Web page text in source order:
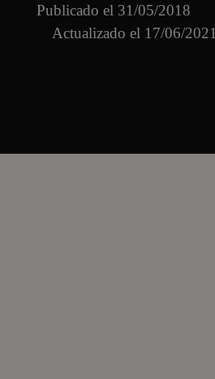
Publicado el 31/05/2018
Actualizado el 17/06/2021